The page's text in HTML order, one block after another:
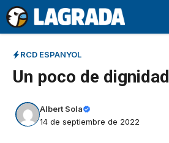
Saltar
al
contenido
RCD ESPANYOL
Un poco de dignidad
Albert Sola
14 de septiembre de 2022